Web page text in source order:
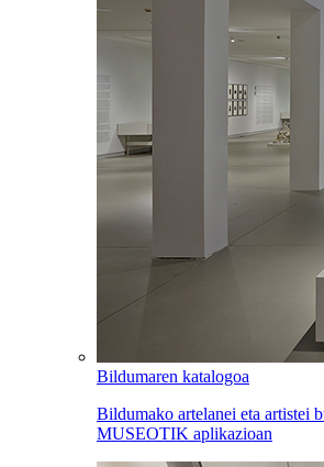
Bildumaren katalogoa
Bildumako artelanei eta artistei
MUSEOTIK aplikazioan